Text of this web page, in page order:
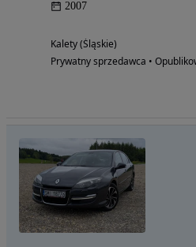
2007
Kalety (Śląskie)
Prywatny sprzedawca •